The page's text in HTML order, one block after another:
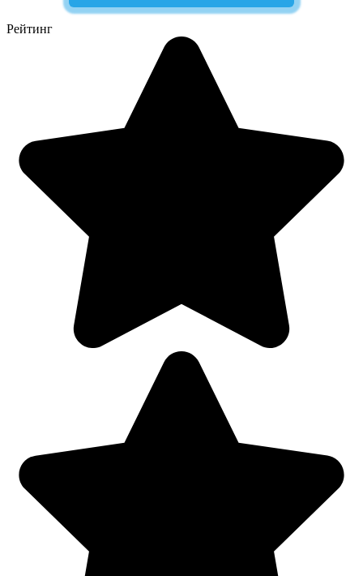
Рейтинг